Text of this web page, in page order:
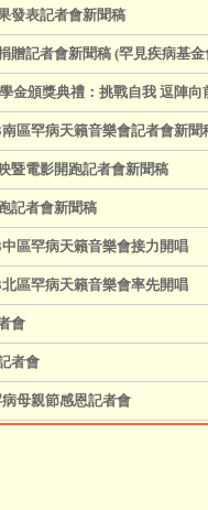
發表記者會新聞稿
贈記者會新聞稿 (罕見疾病基
金頒獎典禮：挑戰自我 逗陣向
南區罕病天籟音樂會記者會新聞
暨電影開跑記者會新聞稿
記者會新聞稿
中區罕病天籟音樂會接力開唱
北區罕病天籟音樂會率先開唱
會
者會
母親節感恩記者會